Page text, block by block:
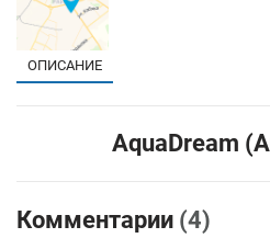
ОПИСАНИЕ
AquaDream
Комментарии (4)